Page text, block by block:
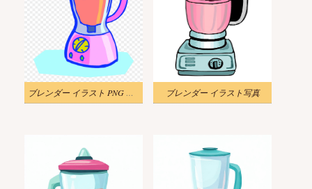
ブレンダー イラスト PNG 無料 ブレンダー イラスト写真